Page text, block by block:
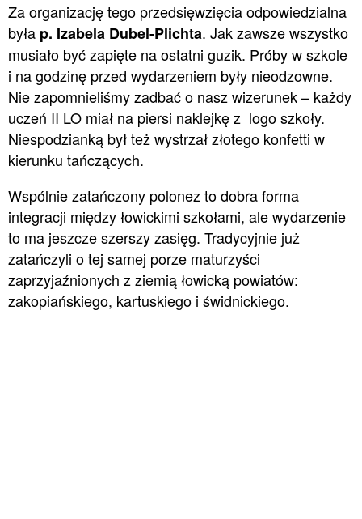
Za organizację tego przedsięwzięcia odpowiedzialna
była p. Izabela Dubel-Plichta. Jak zawsze wszystko
musiało być zapięte na ostatni guzik. Próby w szkole
i na godzinę przed wydarzeniem były nieodzowne.
Nie zapomnieliśmy zadbać o nasz wizerunek – każdy
uczeń II LO miał na piersi naklejkę z logo szkoły.
Niespodzianką był też wystrzał złotego konfetti w
kierunku tańczących.
Wspólnie zatańczony polonez to dobra forma
integracji między łowickimi szkołami, ale wydarzenie
to ma jeszcze szerszy zasięg. Tradycyjnie już
zatańczyli o tej samej porze maturzyści
zaprzyjaźnionych z ziemią łowicką powiatów:
zakopiańskiego, kartuskiego i świdnickiego.